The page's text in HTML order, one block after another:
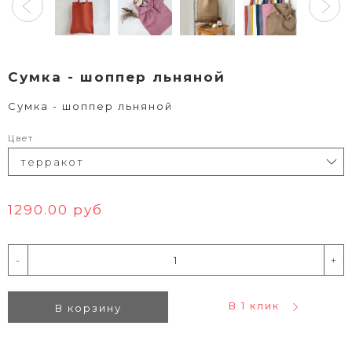
Сумка - шоппер льняной
Сумка - шоппер льняной
Цвет
1290.00 руб
- +
В корзину В 1 клик